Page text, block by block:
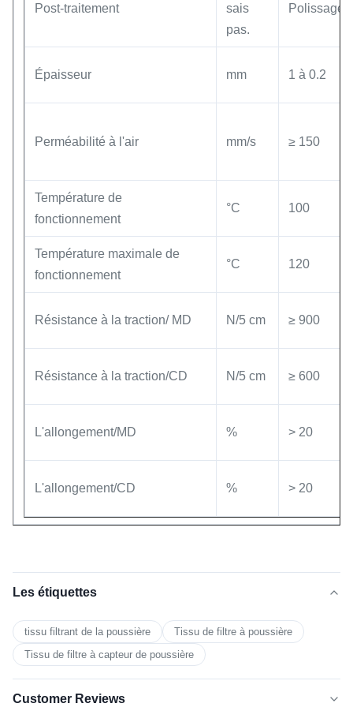
Post-traitement
sais
pas.
Polissage
Épaisseur mm 1 à 0.2
Perméabilité à l'air mm/s ≥ 150
Température de
fonctionnement
°C 100
Température maximale de
fonctionnement
°C 120
Résistance à la traction/ MD N/5 cm ≥ 900
Résistance à la traction/CD N/5 cm ≥ 600
L'allongement/MD % > 20
L'allongement/CD % > 20
Les étiquettes
tissu filtrant de la poussière
Tissu de filtre à poussière
Tissu de filtre à capteur de poussière
Customer Reviews